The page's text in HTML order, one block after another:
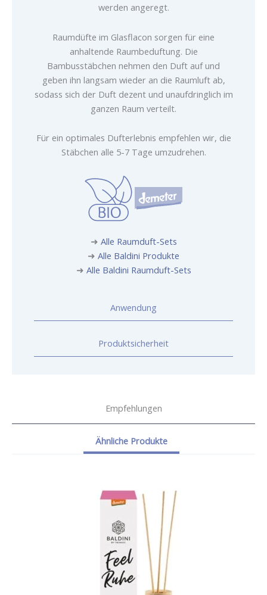
werden angeregt.
Raumdüfte im Glasflacon sorgen für eine
anhaltende Raumbeduftung. Die
Bambusstäbchen nehmen den Duft auf und
geben ihn langsam wieder an die Raumluft ab,
sodass sich der Duft dezent und unaufdringlich im
ganzen Raum verteilt.
Für ein optimales Dufterlebnis empfehlen wir, die
Stäbchen alle 5-7 Tage umzudrehen.
➜ Alle Raumduft-Sets
➜ Alle Baldini Produkte
➜ Alle Baldini Raumduft-Sets
Anwendung
Produktsicherheit
Empfehlungen
Ähnliche Produkte